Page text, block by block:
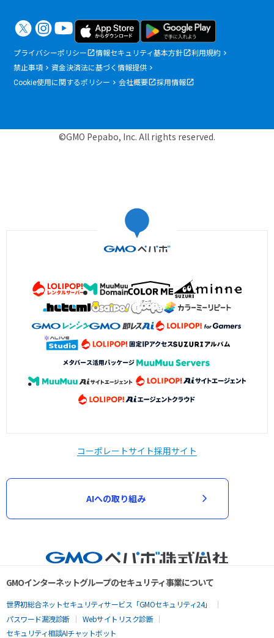
プライバシーポリシー 情報セキュリティ基本方針
利用規約
禁止事項
資金決済法に基づく情報提供
Cookie使用に関するポリシー
会社概要 採用情報
©GMO Pepabo, Inc. All rights reserved.
コーポレートサイト採用サイト
AIへの取り組み
GMOインターネットグループのセキュリティ事業について
世界初総合ネットセキュリティサービス「GMOセキュリティ24」
パスワード漏洩診断
Webサイトリスク診断
セキュリティ相談AIチャットボット